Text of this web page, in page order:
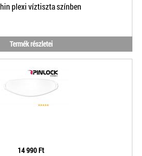
plexi víztiszta színben
Termék részletei
14 990 Ft